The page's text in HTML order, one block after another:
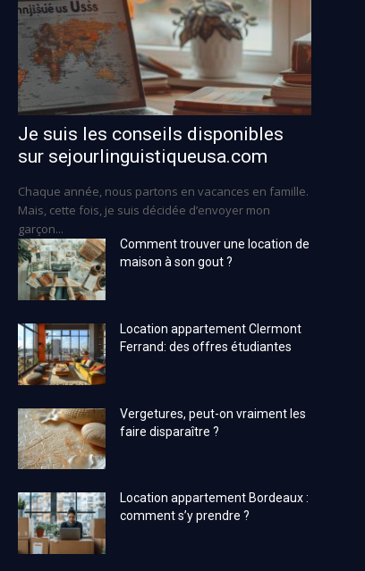
Je suis les conseils disponibles
sur sejourlinguistiqueusa.com
Chaque année, nous partons en vacances en famille.
Mais, cette fois, je suis décidée d’envoyer mon
garçon...
Comment trouver une location de
maison à son gout ?
Location appartement Clermont
Ferrand: des offres étudiantes
Vergetures, peut-on vraiment les
faire disparaître ?
Location appartement Bordeaux :
comment s’y prendre ?